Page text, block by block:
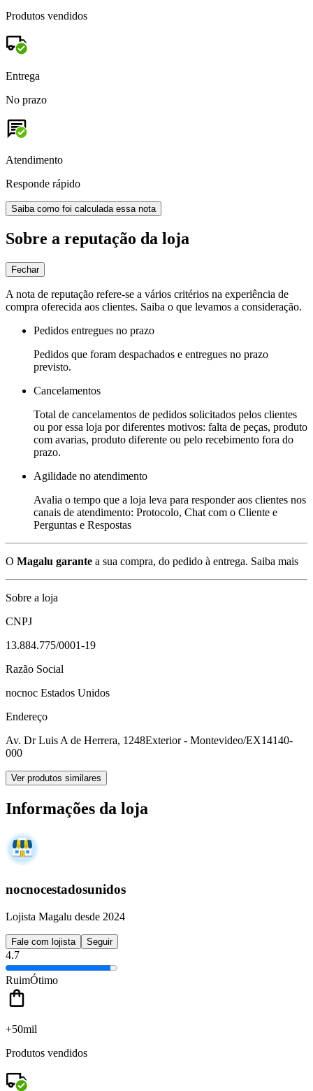
Produtos vendidos
Entrega
No prazo
Atendimento
Responde rápido
Saiba como foi calculada essa nota
Sobre a reputação da loja
Fechar
A nota de reputação refere-se a vários critérios na experiência de
compra oferecida aos clientes. Saiba o que levamos a consideração.
Pedidos entregues no prazo
Pedidos que foram despachados e entregues no prazo
previsto.
Cancelamentos
Total de cancelamentos de pedidos solicitados pelos clientes
ou por essa loja por diferentes motivos: falta de peças, produto
com avarias, produto diferente ou pelo recebimento fora do
prazo.
Agilidade no atendimento
Avalia o tempo que a loja leva para responder aos clientes nos
canais de atendimento: Protocolo, Chat com o Cliente e
Perguntas e Respostas
O Magalu garante a sua compra, do pedido à entrega. Saiba mais
Sobre a loja
CNPJ
13.884.775/0001-19
Razão Social
nocnoc Estados Unidos
Endereço
Av. Dr Luis A de Herrera, 1248Exterior - Montevideo/EX14140-
000
Ver produtos similares
Informações da loja
nocnocestadosunidos
Lojista Magalu desde 2024
Fale com lojista Seguir
4.7
RuimÓtimo
+50mil
Produtos vendidos